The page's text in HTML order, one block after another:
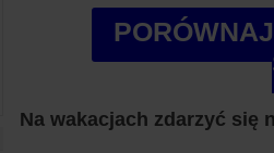
Na wakacjach zdarzyć się